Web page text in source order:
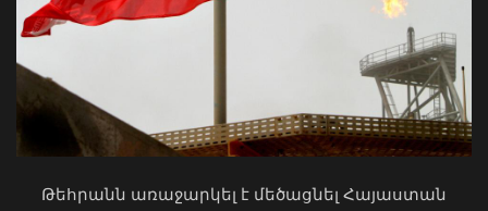
ում Իրաքի գործերի ժամանակավոր
հավատարմատարի հետ
ՀՀ երկաթուղին ազգային
ռազմավարական սեփականություն է
և պետք է կառավարվի ՀՀ
Բաբաջանյան
Թեհրանն առաջարկել է մեծացնել Հայաստան